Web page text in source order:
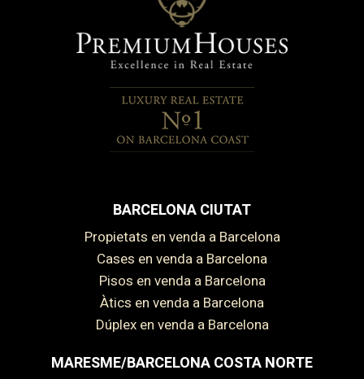
BARCELONA CIUTAT
Propietats en venda a Barcelona
Cases en venda a Barcelona
Pisos en venda a Barcelona
Àtics en venda a Barcelona
Dúplex en venda a Barcelona
MARESME/BARCELONA COSTA NORTE